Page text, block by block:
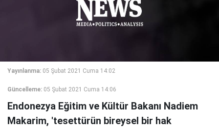
Yayınlanma: 05 Şubat 2021 Cuma 14:02
Güncelleme: 05 Şubat 2021 Cuma 14:06
Endonezya Eğitim ve Kültür Bakanı Nadiem
Makarim, 'tesettürün bireysel bir hak